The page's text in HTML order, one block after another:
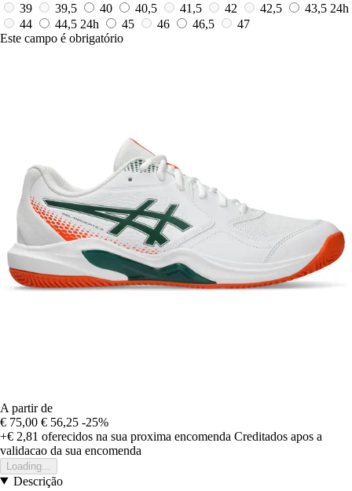
39
39,5 40 40,5 41,5 42 42,5 43,5 24h
44
44,5 24h 45 46 46,5
47
Este campo é obrigatório
A partir de
€ 75,00 € 56,25 -25%
+€ 2,81 oferecidos na sua proxima encomenda Creditados apos a
validacao da sua encomenda
Loading...
Descrição